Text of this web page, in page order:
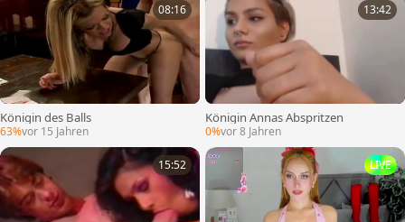
08:16
Königin des Balls
63%vor 15 Jahren
13:42
Königin Annas Abspritzen
0%vor 8 Jahren
15:52 LIVE